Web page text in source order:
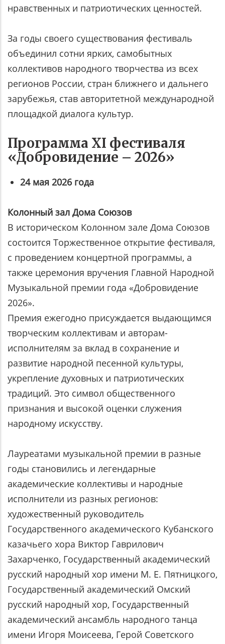
нравственных и патриотических ценностей.
За годы своего существования фестиваль
объединил сотни ярких, самобытных
коллективов народного творчества из всех
регионов России, стран ближнего и дальнего
зарубежья, став авторитетной международной
площадкой диалога культур.
Программа XI фестиваля
«Добровидение – 2026»
24 мая 2026 года
Колонный зал Дома Союзов
В историческом Колонном зале Дома Союзов
состоится Торжественное открытие фестиваля,
с проведением концертной программы, а
также церемония вручения Главной Народной
Музыкальной премии года «Добровидение
2026».
Премия ежегодно присуждается выдающимся
творческим коллективам и авторам-
исполнителям за вклад в сохранение и
развитие народной песенной культуры,
укрепление духовных и патриотических
традиций. Это символ общественного
признания и высокой оценки служения
народному искусству.
Лауреатами музыкальной премии в разные
годы становились и легендарные
академические коллективы и народные
исполнители из разных регионов:
художественный руководитель
Государственного академического Кубанского
казачьего хора Виктор Гаврилович
Захарченко, Государственный академический
русский народный хор имени М. Е. Пятницкого,
Государственный академический Омский
русский народный хор, Государственный
академический ансамбль народного танца
имени Игоря Моисеева, Герой Советского